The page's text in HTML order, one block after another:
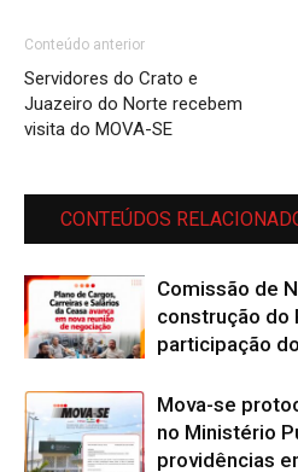
Conteúdo anterior
Servidores do Crato e
Juazeiro do Norte recebem
visita do MOVA-SE
CONTEÚDOS
Comissão de
construção do
participação
Mova-se
no Ministério
providências